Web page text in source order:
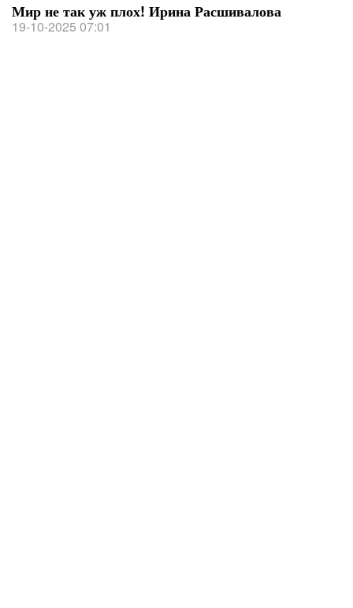
Мир не так уж плох! Ирина Расшивалова
19-10-2025 07:01